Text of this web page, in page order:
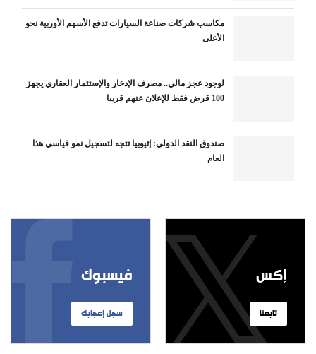
مكاسب شركات صناعة السيارات تدفع الأسهم الأوربية نحو
الأعلى
لوجود عجز مالي.. مصرف الإدخار والإستثمار العقاري يجهز
100 قرض فقط للإعلان عنهم قريبا
صندوق النقد الدولي: إثيوبيا تتجه لتسجيل نمو قياسي هذا
العام
فيسبوك
سجل إعجابك
إكس
تابعنا